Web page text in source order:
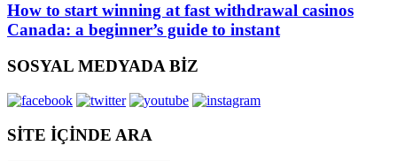
How to start winning at fast withdrawal casinos
Canada: a beginner’s guide to instant
SOSYAL MEDYADA BİZ
SİTE İÇİNDE ARA